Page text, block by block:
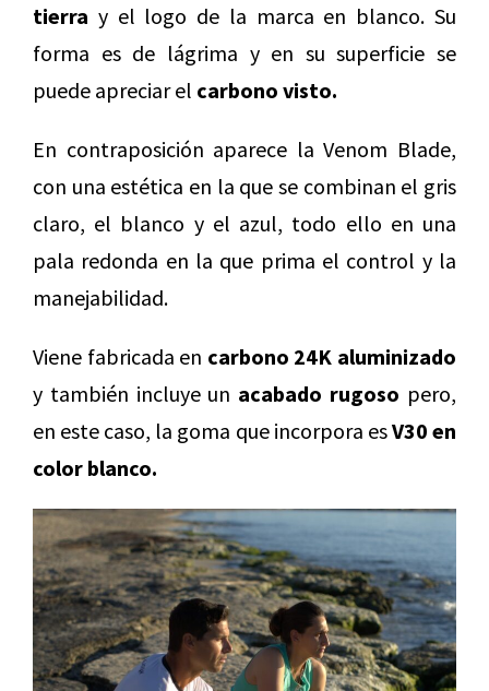
tierra y el logo de la marca en blanco. Su
forma es de lágrima y en su superficie se
puede apreciar el carbono visto.
En contraposición aparece la Venom Blade,
con una estética en la que se combinan el gris
claro, el blanco y el azul, todo ello en una
pala redonda en la que prima el control y la
manejabilidad.
Viene fabricada en carbono 24K aluminizado
y también incluye un acabado rugoso pero,
en este caso, la goma que incorpora esV30 en
color blanco.